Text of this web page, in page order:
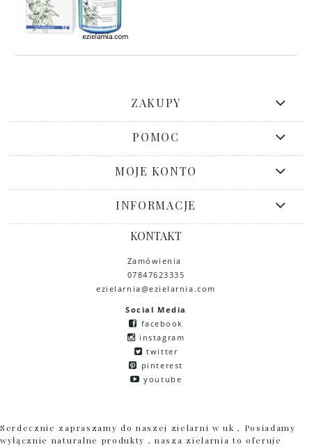
ZAKUPY
POMOC
MOJE KONTO
INFORMACJE
KONTAKT
Zamówienia
07847623335
ezielarnia@ezielarnia.com
Social Media
facebook
instagram
twitter
pinterest
youtube
Serdecznie zapraszamy do naszej zielarni w uk , Posiadamy
wyłącznie naturalne produkty , nasza zielarnia to oferuje